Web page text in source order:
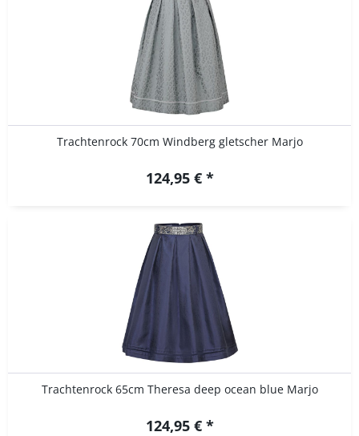
Trachtenrock 70cm Windberg gletscher Marjo
124,95 € *
Trachtenrock 65cm Theresa deep ocean blue Marjo
124,95 € *